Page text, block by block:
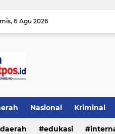
6 Agu 2026
Nasional Kriminal
daerah edukasi